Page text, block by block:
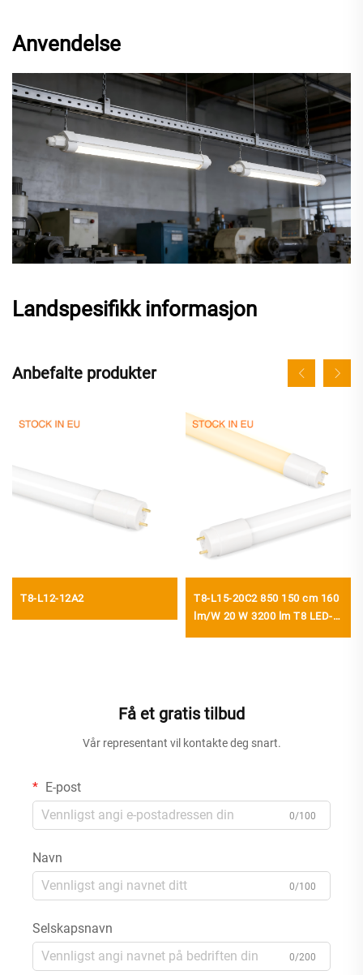
Anvendelse
Landspesifikk informasjon
Anbefalte produkter
T8-L12-12A2
T8-L15-20C2 850 150 cm 160
lm/W 20 W 3200 lm T8 LED-
Få et gratis tilbud
Vår representant vil kontakte deg snart.
E-post
0/100
Navn
0/100
Selskapsnavn
0/200